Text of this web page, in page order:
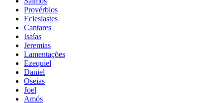
Provérbios
Eclesiastes
Cantares
Isaías
Jeremias
Lamentações
Ezequiel
Daniel
Oseias
Joel
Amós